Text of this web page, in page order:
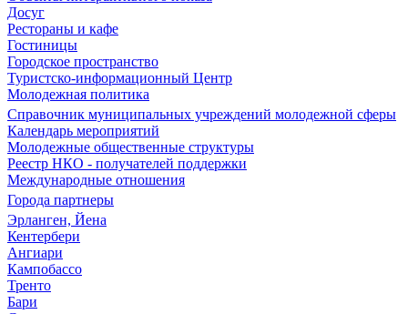
Досуг
Рестораны и кафе
Гостиницы
Городское пространство
Туристско-информационный Центр
Молодежная политика
Справочник муниципальных учреждений молодежной сферы
Календарь мероприятий
Молодежные общественные структуры
Реестр НКО - получателей поддержки
Международные отношения
Города партнеры
Эрланген, Йена
Кентербери
Ангиари
Кампобассо
Тренто
Бари